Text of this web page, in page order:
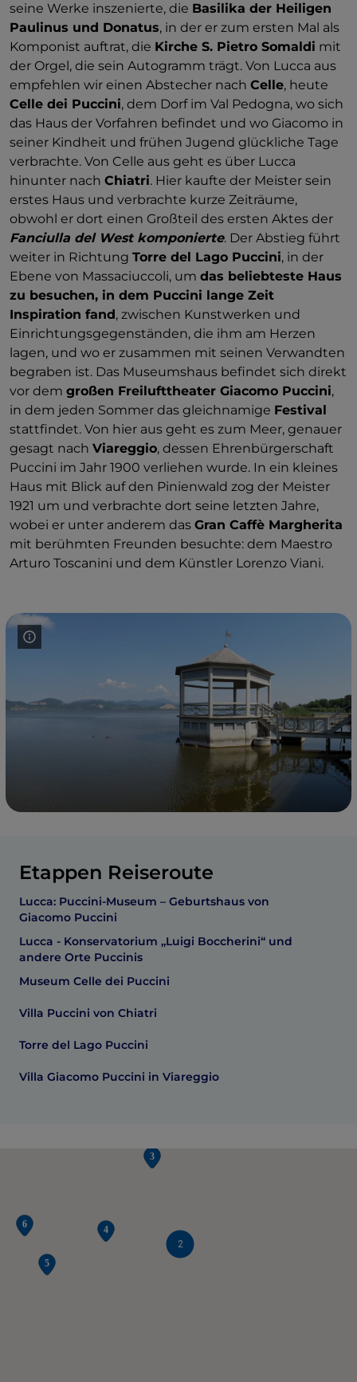
seine Werke inszenierte, die Basilika der Heiligen
Paulinus und Donatus, in der er zum ersten Mal als
Komponist auftrat, die Kirche S. Pietro Somaldi mit
der Orgel, die sein Autogramm trägt. Von Lucca aus
empfehlen wir einen Abstecher nach Celle, heute
Celle dei Puccini, dem Dorf im Val Pedogna, wo sich
das Haus der Vorfahren befindet und wo Giacomo in
seiner Kindheit und frühen Jugend glückliche Tage
verbrachte. Von Celle aus geht es über Lucca
hinunter nach Chiatri. Hier kaufte der Meister sein
erstes Haus und verbrachte kurze Zeiträume,
obwohl er dort einen Großteil des ersten Aktes der
Fanciulla del West komponierte. Der Abstieg führt
weiter in Richtung Torre del Lago Puccini, in der
Ebene von Massaciuccoli, um das beliebteste Haus
zu besuchen, in dem Puccini lange Zeit
Inspiration fand, zwischen Kunstwerken und
Einrichtungsgegenständen, die ihm am Herzen
lagen, und wo er zusammen mit seinen Verwandten
begraben ist. Das Museumshaus befindet sich direkt
vor dem großen Freilufttheater Giacomo Puccini,
in dem jeden Sommer das gleichnamige Festival
stattfindet. Von hier aus geht es zum Meer, genauer
gesagt nach Viareggio, dessen Ehrenbürgerschaft
Puccini im Jahr 1900 verliehen wurde. In ein kleines
Haus mit Blick auf den Pinienwald zog der Meister
1921 um und verbrachte dort seine letzten Jahre,
wobei er unter anderem das Gran Caffè Margherita
mit berühmten Freunden besuchte: dem Maestro
Arturo Toscanini und dem Künstler Lorenzo Viani.
Etappen Reiseroute
Lucca: Puccini-Museum – Geburtshaus von
Giacomo Puccini
Lucca - Konservatorium „Luigi Boccherini“ und
andere Orte Puccinis
Museum Celle dei Puccini
Villa Puccini von Chiatri
Torre del Lago Puccini
Villa Giacomo Puccini in Viareggio
2